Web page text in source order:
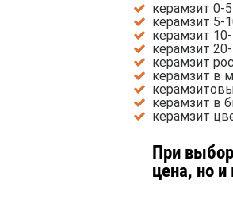
керамзит 0-
керамзит 5-
керамзит
керамзит
керамзит
керамзит в
керамзит в
керамзит
При
цена, но